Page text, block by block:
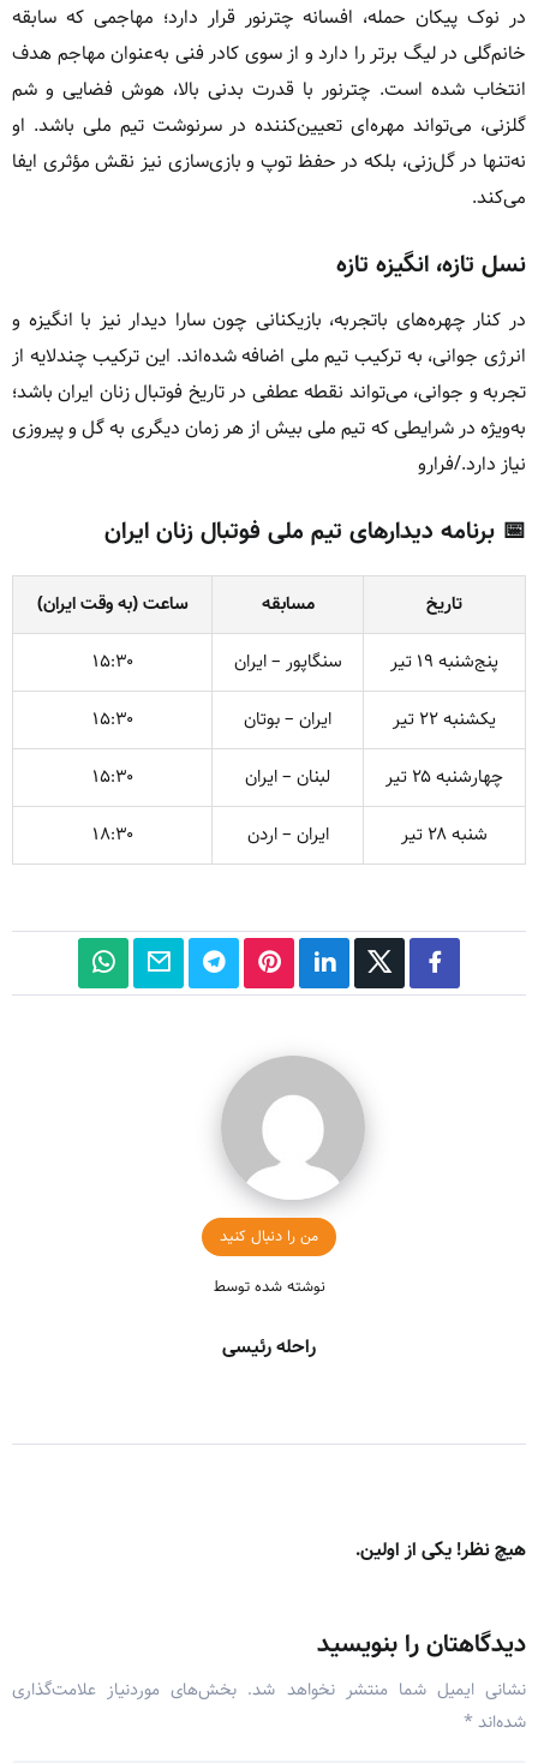
در نوک پیکان حمله، افسانه چترنور قرار دارد؛ مهاجمی که سابقه
خانم‌گلی در لیگ برتر را دارد و از سوی کادر فنی به‌عنوان مهاجم هدف
انتخاب شده است. چترنور با قدرت بدنی بالا، هوش فضایی و شم
گلزنی، می‌تواند مهره‌ای تعیین‌کننده در سرنوشت تیم ملی باشد. او
نه‌تنها در گل‌زنی، بلکه در حفظ توپ و بازی‌سازی نیز نقش مؤثری ایفا
می‌کند.
نسل تازه، انگیزه تازه
در کنار چهره‌های باتجربه، بازیکنانی چون سارا دیدار نیز با انگیزه و
انرژی جوانی، به ترکیب تیم ملی اضافه شده‌اند. این ترکیب چندلایه از
تجربه و جوانی، می‌تواند نقطه عطفی در تاریخ فوتبال زنان ایران باشد؛
به‌ویژه در شرایطی که تیم ملی بیش از هر زمان دیگری به گل و پیروزی
نیاز دارد./فرارو
📅 برنامه دیدارهای تیم ملی فوتبال زنان ایران
تاریخ مسابقه
ساعت (به وقت ایران)
پنج‌شنبه ۱۹ تیر
سنگاپور – ایران
۱۵:۳۰
یکشنبه ۲۲ تیر
ایران – بوتان
۱۵:۳۰
چهارشنبه ۲۵ تیر
لبنان – ایران
۱۵:۳۰
شنبه ۲۸ تیر
ایران – اردن ۱۸:۳۰
من را دنبال کنید
نوشته شده توسط
راحله رئیسی
هیچ نظر! یکی از اولین.
دیدگاهتان را بنویسید
نشانی ایمیل شما منتشر نخواهد شد. بخش‌های موردنیاز علامت‌گذاری
شده‌اند *